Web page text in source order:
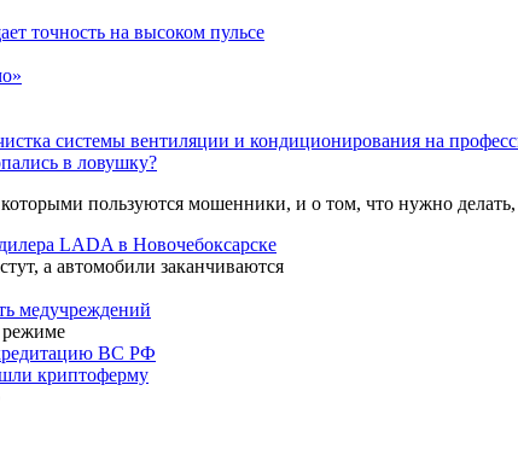
точность на высоком пульсе
системы вентиляции и кондиционирования на
в ловушку?
пользуются мошенники, и о том, что нужно
LADA в Новочебоксарске
а автомобили заканчиваются
медучреждений
режиме
ВС РФ
криптоферму